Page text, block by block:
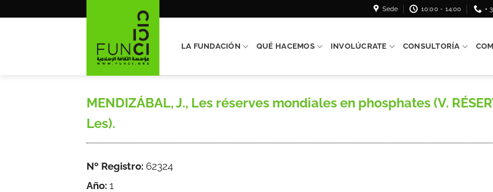
Sede 10:00 - 14:00 +
LA FUNDACIÓN QUÉ HACEMOS INVOLÚCRATE CONSULTORÍA
MENDIZÁBAL, J., Les réserves mondiales en phosphates (V.
Les).
Nº Registro: 62324
Año: 1